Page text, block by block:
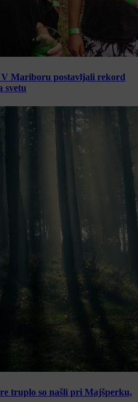
Mariboru postavljali rekord
svetu
truplo so našli pri Majšperku,